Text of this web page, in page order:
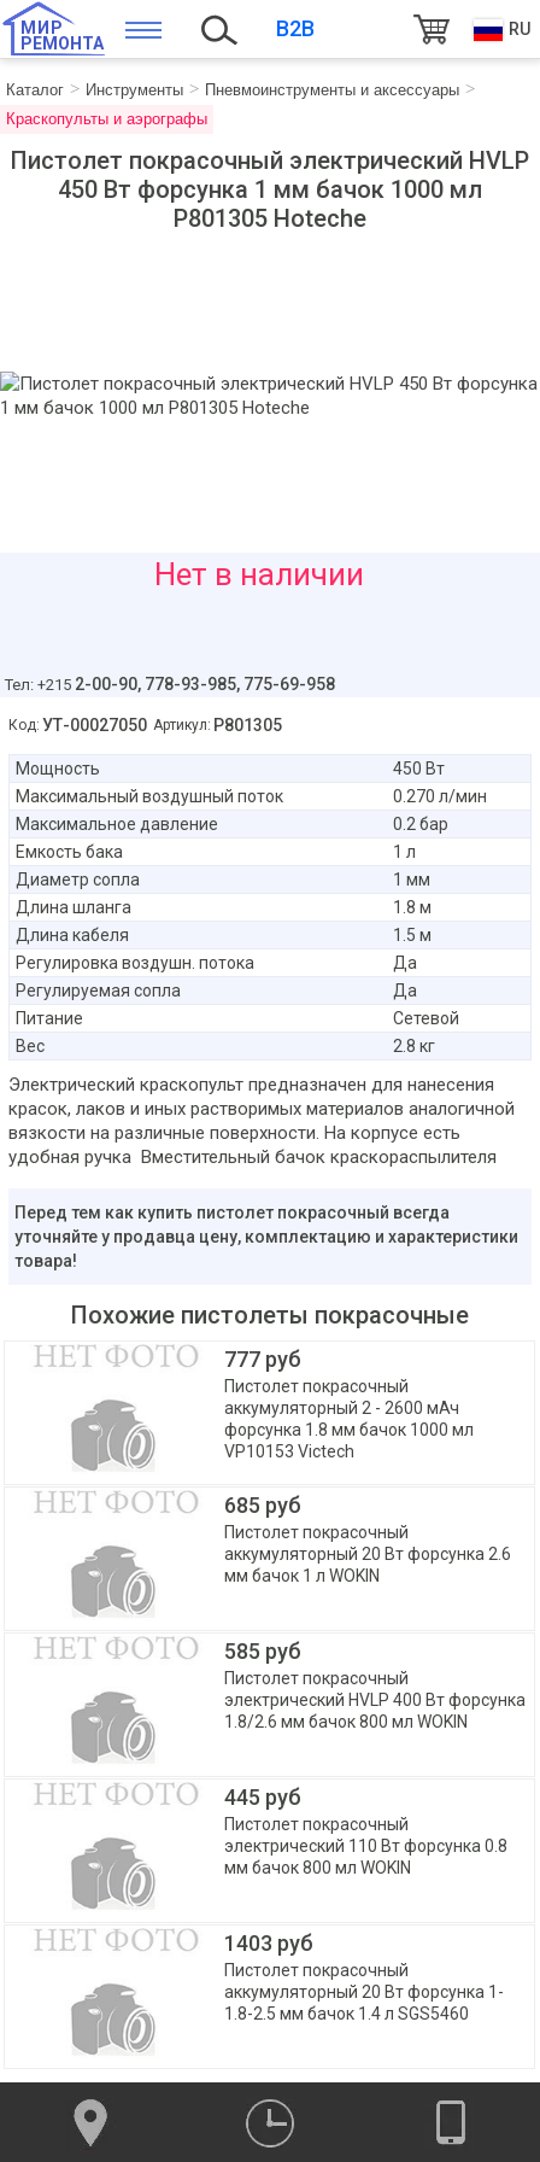
МИР
РЕМОНТА
B2B RU
Каталог Инструменты
Пневмоинструменты и аксессуары
Краскопульты и аэрографы
Пистолет покрасочный электрический HVLP
450 Вт форсунка 1 мм бачок 1000 мл
P801305 Hoteche
Нет в наличии
Тел: +215 2-00-90, 778-93-985, 775-69-958
Код: УТ-00027050 Артикул: P801305
Мощность
450 Вт
Максимальный воздушный поток
0.270 л/мин
Максимальное давление
0.2 бар
Емкость бака
1 л
Диаметр сопла
1 мм
Длина шланга
1.8 м
Длина кабеля
1.5 м
Регулировка воздушн. потока
Да
Регулируемая сопла
Да
Питание
Сетевой
Вес
2.8 кг
Электрический краскопульт предназначен для нанесения
красок, лаков и иных растворимых материалов аналогичной
вязкости на различные поверхности. На корпусе есть
удобная ручка Вместительный бачок краскораспылителя
Перед тем как купить пистолет покрасочный всегда
уточняйте у продавца цену, комплектацию и характеристики
товара!
Похожие пистолеты покрасочные
777 руб
Пистолет покрасочный
аккумуляторный 2 - 2600 мАч
форсунка 1.8 мм бачок 1000 мл
VP10153 Victech
685 руб
Пистолет покрасочный
аккумуляторный 20 Вт форсунка 2.6
мм бачок 1 л WOKIN
585 руб
Пистолет покрасочный
электрический HVLP 400 Вт форсунка
1.8/2.6 мм бачок 800 мл WOKIN
445 руб
Пистолет покрасочный
электрический 110 Вт форсунка 0.8
мм бачок 800 мл WOKIN
1403 руб
Пистолет покрасочный
аккумуляторный 20 Вт форсунка 1-
1.8-2.5 мм бачок 1.4 л SGS5460